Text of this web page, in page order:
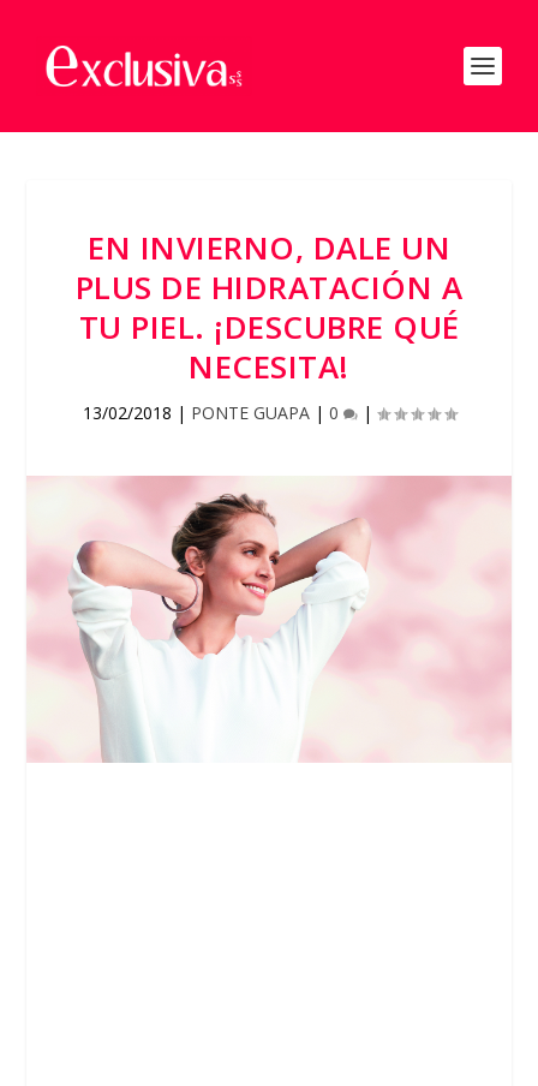
EN INVIERNO, DALE UN
PLUS DE HIDRATACIÓN A
TU PIEL. ¡DESCUBRE QUÉ
NECESITA!
13/02/2018 | PONTE GUAPA| 0 |